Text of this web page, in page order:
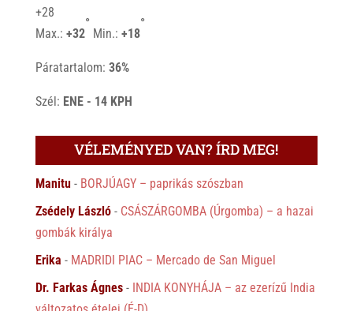
+28
Max.: +32
°
Min.: +18
°
Páratartalom: 36%
Szél: ENE - 14 KPH
VÉLEMÉNYED VAN? ÍRD MEG!
Manitu- BORJÚAGY – paprikás szószban
Zsédely László- CSÁSZÁRGOMBA (Úrgomba) – a hazai
gombák királya
Erika - MADRIDI PIAC – Mercado de San Miguel
Dr. Farkas Ágnes- INDIA KONYHÁJA – az ezerízű India